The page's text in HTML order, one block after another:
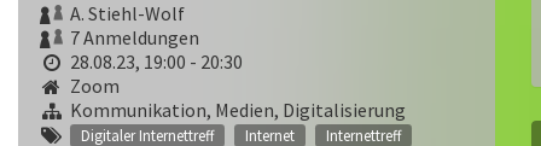
A. Stiehl-Wolf
7 Anmeldungen
28.08.23, 19:00 - 20:30
Zoom
Kommunikation, Medien, Digitalisierung
Digitaler Internettreff Internet
Internettreff